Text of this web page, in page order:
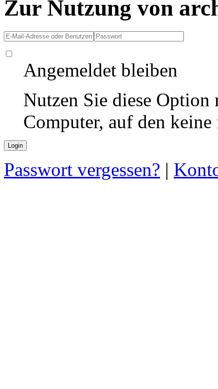
Zur Nutzung von
Angemeldet bleiben
Nutzen Sie diese
Computer, auf den
Passwort vergessen? |